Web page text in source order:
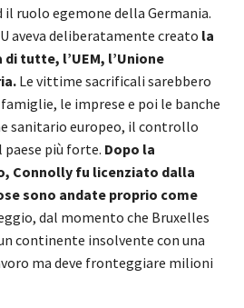
ruolo egemone della Germania.
aveva deliberatamente creato la
tutte, l’UEM, l’Unione
Le vittime sacrificali sarebbero
le imprese e poi le banche
sanitario europeo, il controllo
più forte. Dopo la
Connolly fu licenziato dalla
sono andate proprio come
dal momento che Bruxelles
continente insolvente con una
ma deve fronteggiare milioni